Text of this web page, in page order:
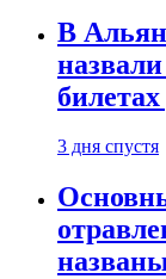
В
3 дня спустя